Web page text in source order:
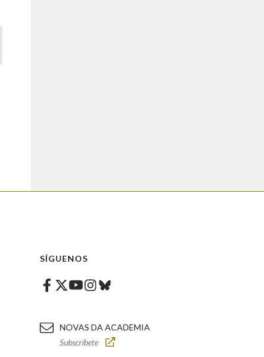
SÍGUENOS
Facebook
Twitter
Youtube
Instagram
Bluesky
NOVAS DA ACADEMIA
Subscríbete